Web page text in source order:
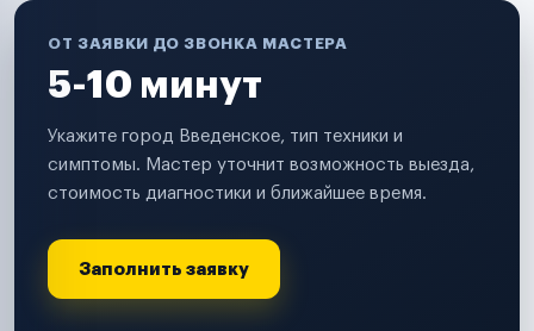
ОТ ЗАЯВКИ ДО ЗВОНКА МАСТЕРА
5-10 минут
Укажите город Введенское, тип техники и
симптомы. Мастер уточнит возможность выезда,
стоимость диагностики и ближайшее время.
Заполнить заявку